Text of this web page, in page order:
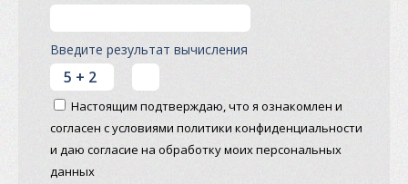
Введите результат вычисления
Настоящим подтверждаю, что я ознакомлен и
согласен с условиями политики конфиденциальности
и даю согласие на обработку моих персональных
данных